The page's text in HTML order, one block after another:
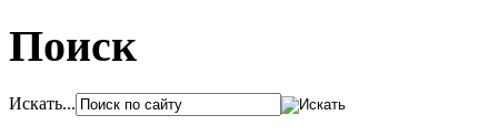
Поиск
Искать...